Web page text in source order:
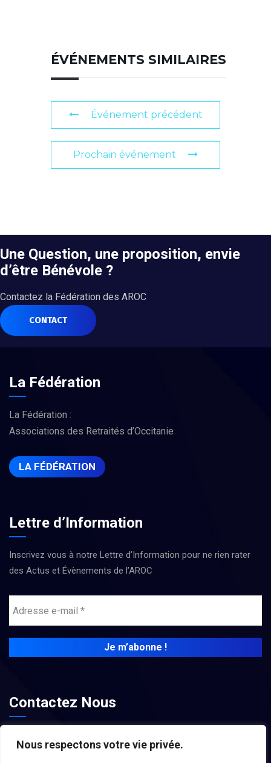
Nous respectons votre vie privée.
ÉVÉNEMENTS SIMILAIRES
Événement précédent
Prochain événement
Une Question, une proposition, envie
d’être Bénévole ?
Contactez la Fédération des AROC
CONTACT
La Fédération
La Fédération :
Associations des Retraités d’Occitanie
LA FÉDÉRATION
Lettre d’Information
Inscrivez vous à notre Lettre d’Information pour ne rien rater
des Actus et Évènements de l’AROC
Contactez Nous
contact@associations-aroc.fr